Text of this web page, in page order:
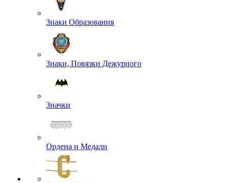
Знаки Образования
Знаки, Повязки Дежурного
Значки
Ордена и Медали